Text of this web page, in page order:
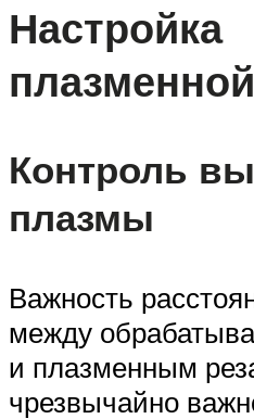
Настройка
Контроль
плазмы
Важность
между
и плазменным
чрезвычайно